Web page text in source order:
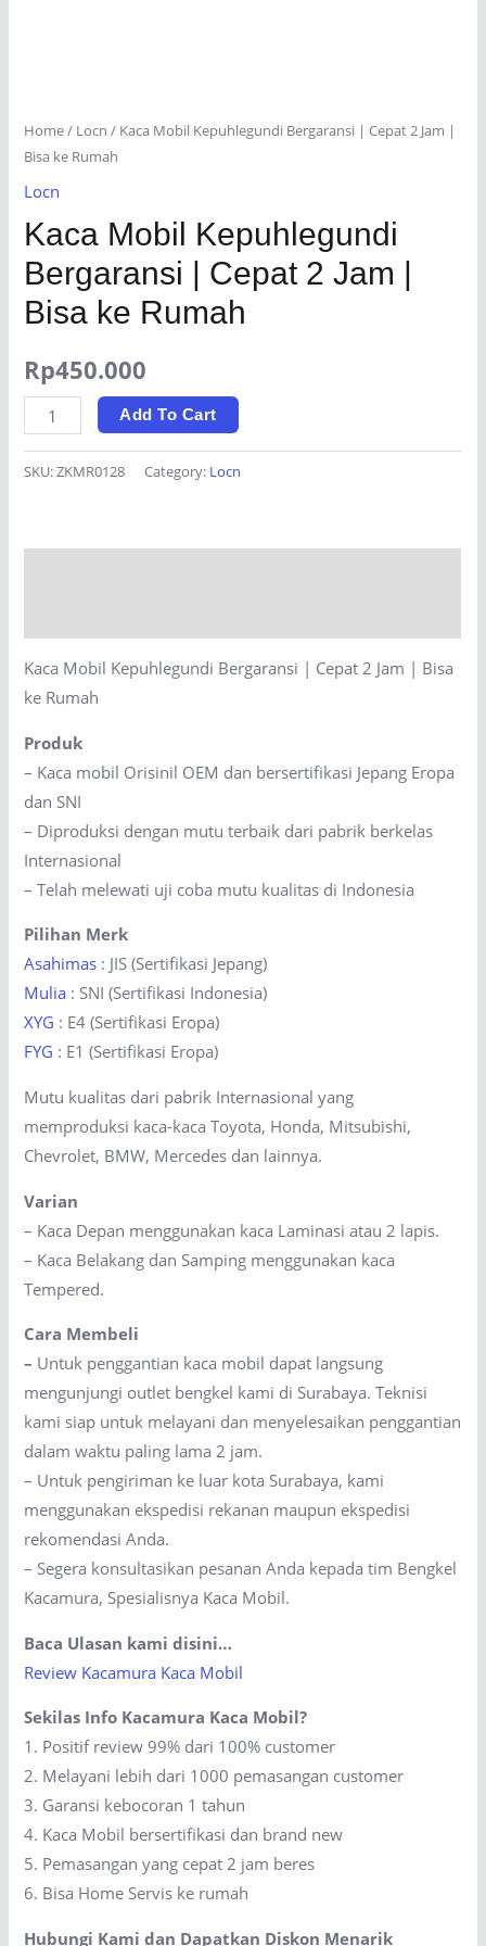
Home/ Locn / Kaca Mobil Kepuhlegundi Bergaransi | Cepat 2 Jam |
Bisa ke Rumah
Locn
Kaca Mobil Kepuhlegundi
Bergaransi | Cepat 2 Jam |
Bisa ke Rumah
Rp450.000
Kaca
Mobil
Kepuhlegundi
|
Bisa
ke
Rumah
quantity
Add To Cart
SKU:ZKMR0128 Category: Locn
Kaca Mobil Kepuhlegundi Bergaransi | Cepat 2 Jam | Bisa
ke Rumah
Produk
– Kaca mobil Orisinil OEM dan bersertifikasi Jepang Eropa
dan SNI
– Diproduksi dengan mutu terbaik dari pabrik berkelas
Internasional
– Telah melewati uji coba mutu kualitas di Indonesia
Pilihan Merk
Asahimas : JIS (Sertifikasi Jepang)
Mulia : SNI (Sertifikasi Indonesia)
XYG : E4 (Sertifikasi Eropa)
FYG : E1 (Sertifikasi Eropa)
Mutu kualitas dari pabrik Internasional yang
memproduksi kaca-kaca Toyota, Honda, Mitsubishi,
Chevrolet, BMW, Mercedes dan lainnya.
Varian
– Kaca Depan menggunakan kaca Laminasi atau 2 lapis.
– Kaca Belakang dan Samping menggunakan kaca
Tempered.
Cara Membeli
– Untuk penggantian kaca mobil dapat langsung
mengunjungi outlet bengkel kami di Surabaya. Teknisi
kami siap untuk melayani dan menyelesaikan penggantian
dalam waktu paling lama 2 jam.
– Untuk pengiriman ke luar kota Surabaya, kami
menggunakan ekspedisi rekanan maupun ekspedisi
rekomendasi Anda.
– Segera konsultasikan pesanan Anda kepada tim Bengkel
Kacamura, Spesialisnya Kaca Mobil.
Baca Ulasan kami disini…
Review Kacamura Kaca Mobil
Sekilas Info Kacamura Kaca Mobil?
1. Positif review 99% dari 100% customer
2. Melayani lebih dari 1000 pemasangan customer
3. Garansi kebocoran 1 tahun
4. Kaca Mobil bersertifikasi dan brand new
5. Pemasangan yang cepat 2 jam beres
6. Bisa Home Servis ke rumah
Hubungi Kami dan Dapatkan Diskon Menarik